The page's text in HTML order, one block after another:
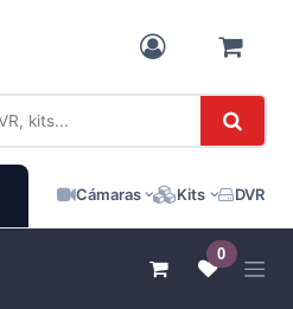
Cámaras Kits DVR /
0